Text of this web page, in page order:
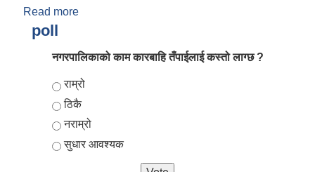
Read more
poll
नगरपालिकाको काम कारबाहि तँपाईलाई कस्तो लाग्छ ?
Choices
राम्रो
ठिकै
नराम्रो
सुधार आवश्यक